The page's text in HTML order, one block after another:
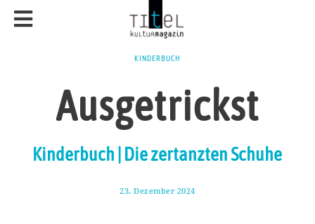
KINDERBUCH
Ausgetrickst
Kinderbuch | Die zertanzten Schuhe
23. Dezember 2024